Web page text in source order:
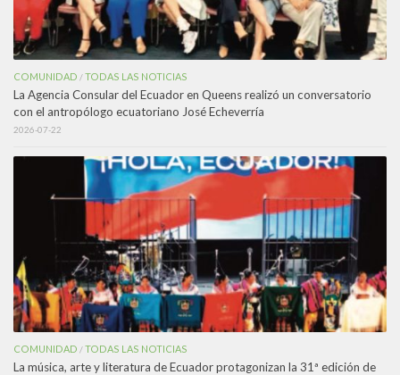
COMUNIDAD /TODAS LAS NOTICIAS
La Agencia Consular del Ecuador en Queens realizó un conversatorio
con el antropólogo ecuatoriano José Echeverría
2026-07-22
COMUNIDAD /TODAS LAS NOTICIAS
La música, arte y literatura de Ecuador protagonizan la 31ª edición de